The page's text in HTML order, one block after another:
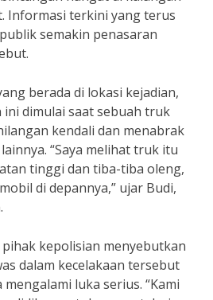
Informasi terkini yang terus
semakin penasaran
berada di lokasi kejadian,
dimulai saat sebuah truk
kendali dan menabrak
“Saya melihat truk itu
tinggi dan tiba-tiba oleng,
di depannya,” ujar Budi,
kepolisian menyebutkan
dalam kecelakaan tersebut
luka serius. “Kami